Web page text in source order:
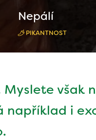
Nepálí
PIKANTNOST
však
například i